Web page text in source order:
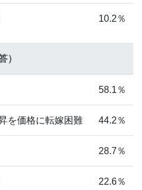
10.2％
）
58.1％
を価格に転嫁困難 44.2％
28.7％
22.6％